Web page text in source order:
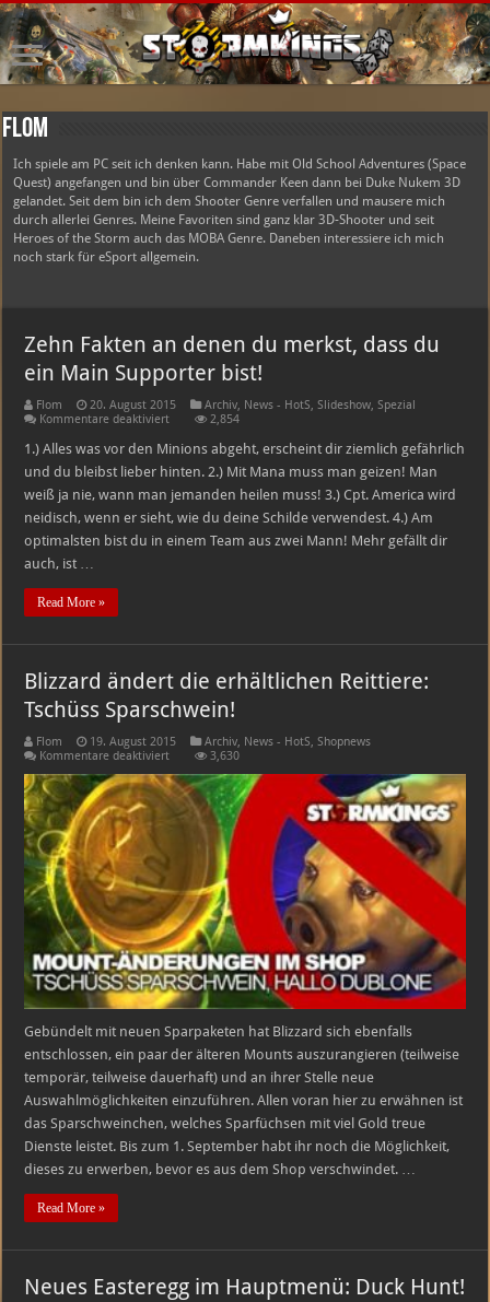
Flom
Ich spiele am PC seit ich denken kann. Habe mit Old School Adventures (Space
Quest) angefangen und bin über Commander Keen dann bei Duke Nukem 3D
gelandet. Seit dem bin ich dem Shooter Genre verfallen und mausere mich
durch allerlei Genres. Meine Favoriten sind ganz klar 3D-Shooter und seit
Heroes of the Storm auch das MOBA Genre. Daneben interessiere ich mich
noch stark für eSport allgemein.
Zehn Fakten an denen du merkst, dass du
ein Main Supporter bist!
Flom 20. August 2015 Archiv, News - HotS,Slideshow,Spezial
Kommentare deaktiviertfür
Fakten
denen
du
merkst,
dass
ein
2,854
1.) Alles was vor den Minions abgeht, erscheint dir ziemlich gefährlich
und du bleibst lieber hinten. 2.) Mit Mana muss man geizen! Man
weiß ja nie, wann man jemanden heilen muss! 3.) Cpt. America wird
neidisch, wenn er sieht, wie du deine Schilde verwendest. 4.) Am
optimalsten bist du in einem Team aus zwei Mann! Mehr gefällt dir
auch, ist …
Read More »
Blizzard ändert die erhältlichen Reittiere:
Tschüss Sparschwein!
Flom 19. August 2015 Archiv, News - HotS,Shopnews
Kommentare deaktiviertfür
ändert
die
erhältlichen
Reittiere:
Sparschwein!
3,630
Gebündelt mit neuen Sparpaketen hat Blizzard sich ebenfalls
entschlossen, ein paar der älteren Mounts auszurangieren (teilweise
temporär, teilweise dauerhaft) und an ihrer Stelle neue
Auswahlmöglichkeiten einzuführen. Allen voran hier zu erwähnen ist
das Sparschweinchen, welches Sparfüchsen mit viel Gold treue
Dienste leistet. Bis zum 1. September habt ihr noch die Möglichkeit,
dieses zu erwerben, bevor es aus dem Shop verschwindet. …
Read More »
Neues Easteregg im Hauptmenü: Duck Hunt!